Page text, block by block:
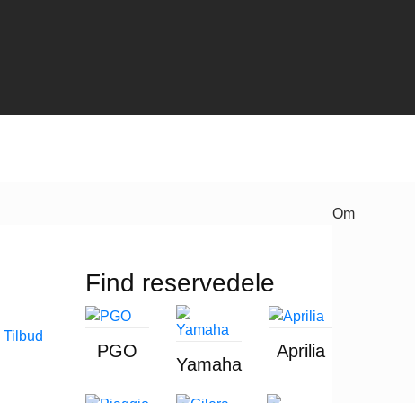
Find reservedele
PGO
Yamaha
Aprilia
Om